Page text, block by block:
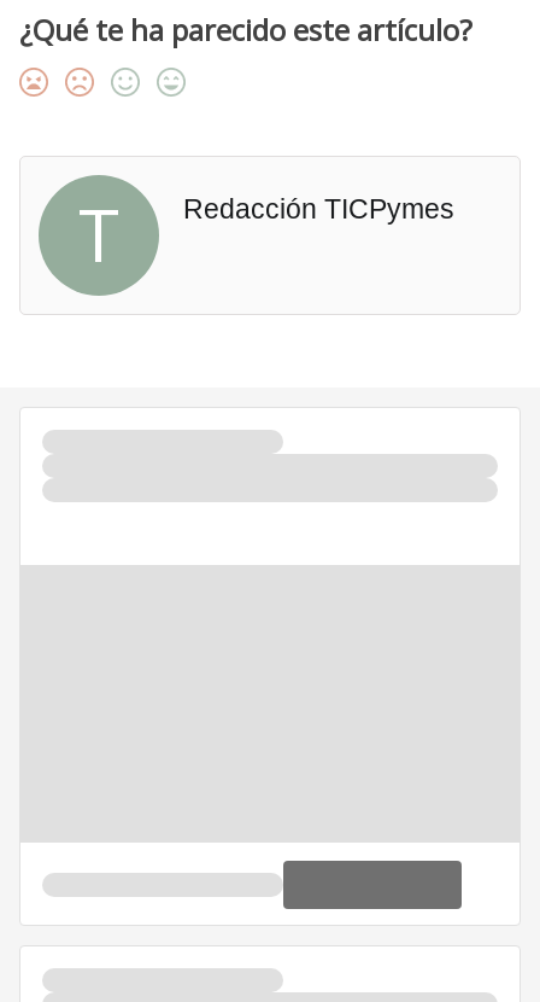
¿Qué te ha parecido este artículo?
T Redacción TICPymes